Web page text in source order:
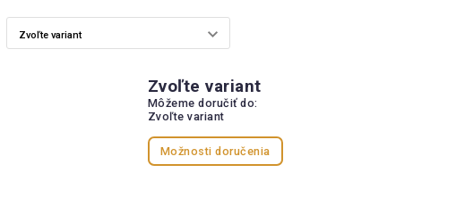
Zvoľte variant
Môžeme doručiť do:
Zvoľte variant
Možnosti doručenia